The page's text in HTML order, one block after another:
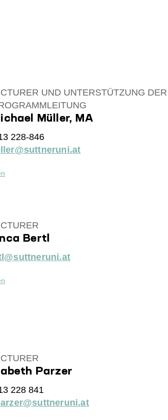
UND UNTERSTÜTZUNG DER
Müller, MA
228-846
Bertl
Parzer
228 841